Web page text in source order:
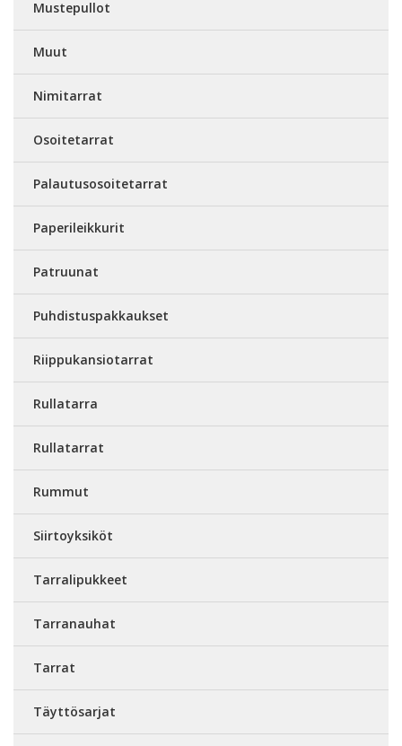
Mustepullot
Muut
Nimitarrat
Osoitetarrat
Palautusosoitetarrat
Paperileikkurit
Patruunat
Puhdistuspakkaukset
Riippukansiotarrat
Rullatarra
Rullatarrat
Rummut
Siirtoyksiköt
Tarralipukkeet
Tarranauhat
Tarrat
Täyttösarjat